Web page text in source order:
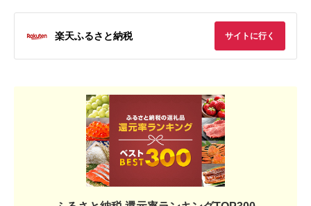
楽天ふるさと納税 サイトに行く